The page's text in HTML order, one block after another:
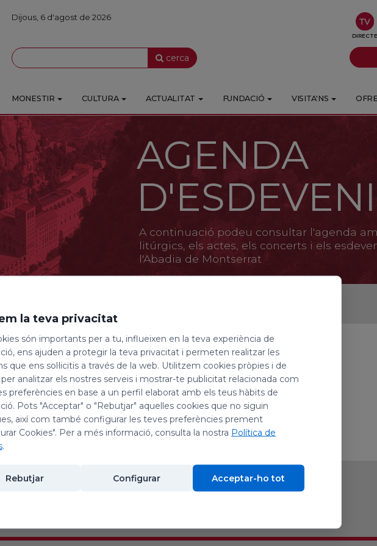
Dijous, 6 d'agost de 2026
cerca
DIRECTE
MONESTIR CULTURA ACTUALITAT FUNDACIÓ VISITA'NS
AGENDA
A continuació podeu consultar l'agenda
litúrgics, els actes, els concerts i els
l'Abadia de Montserrat
Rochester Choral Society
la teva privacitat
són importants per a tu, influeixen en la teva experiència de
ens ajuden a protegir la teva privacitat i permeten realitzar les
que ens sol·licitis a través de la web. Utilitzem cookies pròpies i de
analitzar els nostres serveis i mostrar-te publicitat relacionada com
preferències en base a un perfil elaborat amb els teus hàbits de
Pots "Acceptar" o "Rebutjar" aquelles cookies que no siguin
així com també configurar les teves preferències prement
Cookies". Per a més informació, consulta la nostra Política de
.
Rebutjar Configurar Acceptar-ho tot